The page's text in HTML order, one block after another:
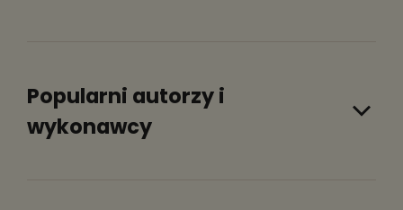
Popularni autorzy i
wykonawcy